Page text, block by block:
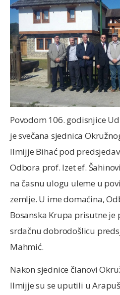
Povodom 106. godisnjice
je svečana sjednica
Ilmijje Bihać pod
Odbora prof. Izet ef.
na časnu ulogu uleme u
zemlje. U ime domaćina,
Bosanska Krupa prisutne je
srdačnu dobrodošlicu
Mahmić.
Nakon sjednice članovi
Ilmijje su se uputili u